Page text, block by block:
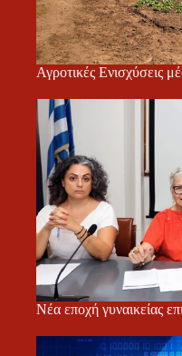
Αγροτικές
Νέα εποχή γυναικείας